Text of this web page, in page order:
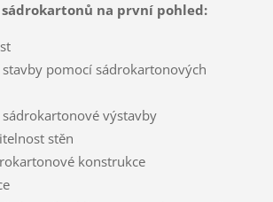
na první pohled:
pomocí sádrokartonových
výstavby
stěn
konstrukce